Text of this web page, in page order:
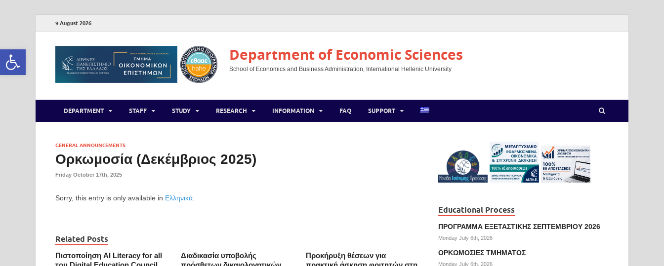
Open toolbar
9 August 2026
Department of Economic Sciences
School of Economics and Business Administration, International Hellenic University
DEPARTMENT STAFF STUDY RESEARCH INFORMATION FAQ SUPPORT
GENERAL ANNOUNCEMENTS
Ορκωμοσία (Δεκέμβριος 2025)
Friday October 17th, 2025
Sorry, this entry is only available in Ελληνικά
Related Posts
Πιστοποίηση AI Literacy for all
Διαδικασία υποβολής
Προκήρυξη θέσεων για
Educational Process
ΠΡΟΓΡΑΜΜΑ ΕΞΕΤΑΣΤΙΚΗΣ ΣΕΠΤΕΜΒΡΙΟΥ 2026
Monday July 6th, 2026
ΟΡΚΩΜΟΣΙΕΣ ΤΜΗΜΑΤΟΣ
Monday July 6th, 2026